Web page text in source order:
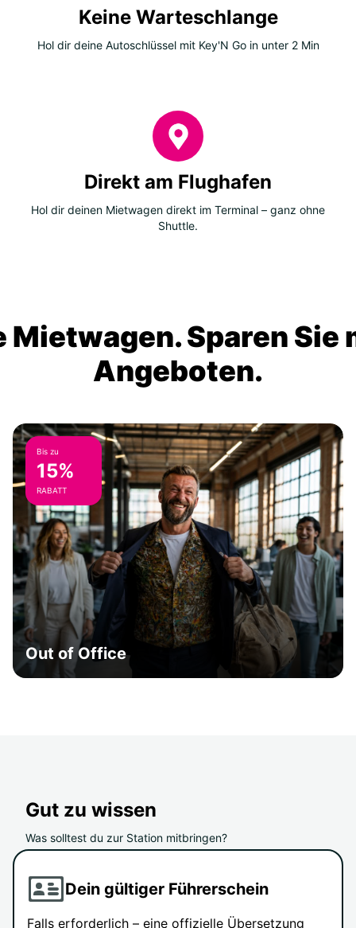
Keine Warteschlange
Hol dir deine Autoschlüssel mit Key'N Go in unter 2 Min
Direkt am Flughafen
Hol dir deinen Mietwagen direkt im Terminal – ganz ohne
Shuttle.
Mietwagen. Sparen Sie
Angeboten.
Bis zu
15%
RABATT
Out of Office
Gut zu wissen
Was solltest du zur Station mitbringen?
Dein gültiger Führerschein
Falls erforderlich – eine offizielle Übersetzung